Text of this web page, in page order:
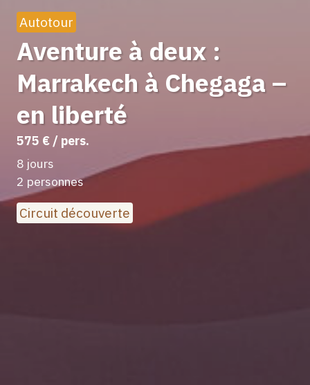
Autotour
Aventure à deux :
Marrakech à Chegaga –
en liberté
575 € / pers.
8 jours
2 personnes
Circuit découverte